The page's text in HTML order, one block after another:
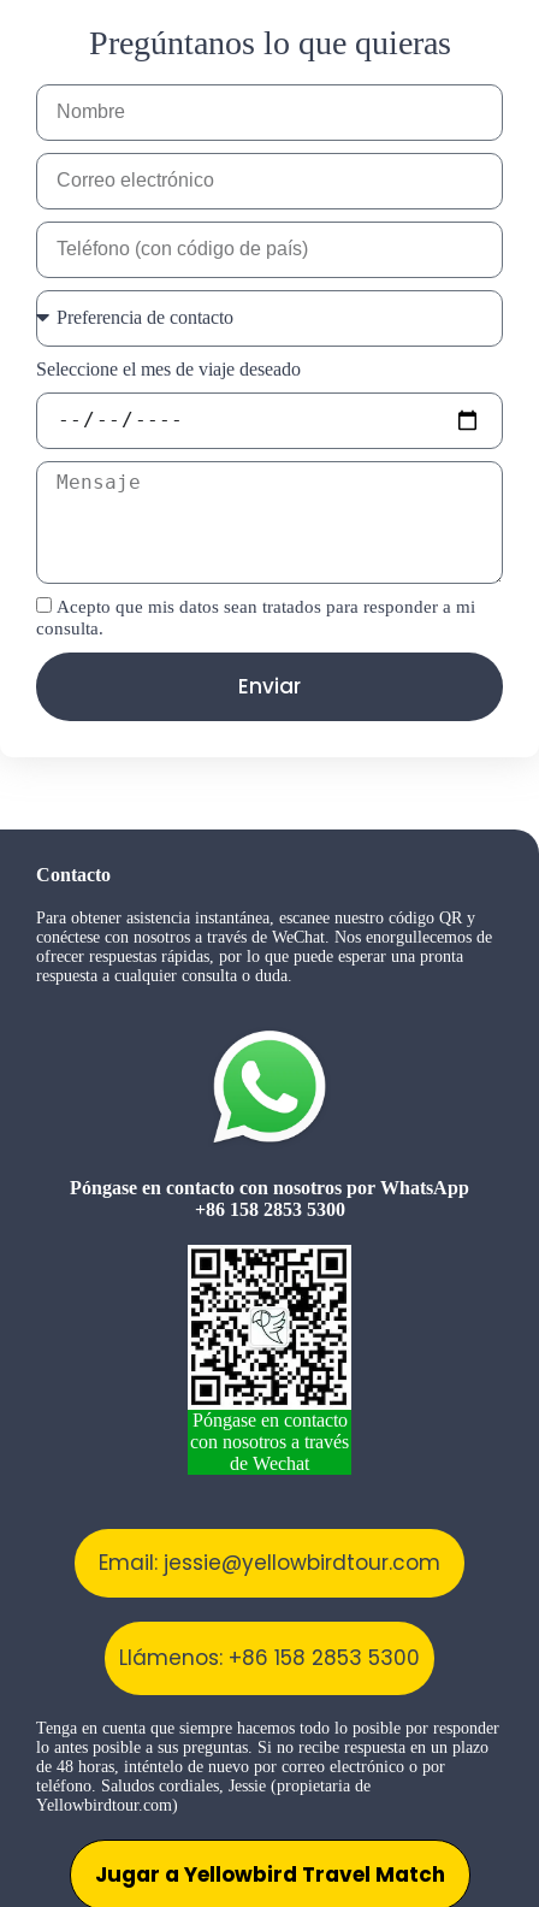
Pregúntanos lo que quieras
Seleccione el mes de viaje deseado
Acepto que mis datos sean tratados para responder a mi
consulta.
Enviar
Contacto
Para obtener asistencia instantánea, escanee nuestro código QR y
conéctese con nosotros a través de WeChat. Nos enorgullecemos de
ofrecer respuestas rápidas, por lo que puede esperar una pronta
respuesta a cualquier consulta o duda.
Póngase en contacto con nosotros por WhatsApp
+86 158 2853 5300
Póngase en contacto
con nosotros a través
de Wechat
Email: jessie@yellowbirdtour.com
Llámenos: +86 158 2853 5300
Tenga en cuenta que siempre hacemos todo lo posible por responder
lo antes posible a sus preguntas. Si no recibe respuesta en un plazo
de 48 horas, inténtelo de nuevo por correo electrónico o por
teléfono. Saludos cordiales, Jessie (propietaria de
Yellowbirdtour.com)
Jugar a Yellowbird Travel Match